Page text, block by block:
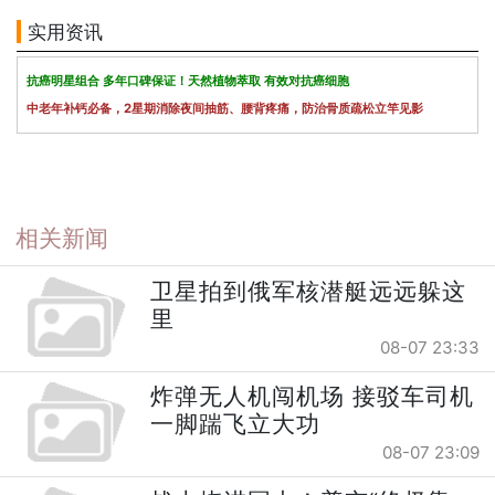
实用资讯
抗癌明星组合 多年口碑保证！天然植物萃取 有效对抗癌细胞
中老年补钙必备，2星期消除夜间抽筋、腰背疼痛，防治骨质疏松立竿见影
相关新闻
卫星拍到俄军核潜艇远远躲这
里
08-07 23:33
炸弹无人机闯机场 接驳车司机
一脚踹飞立大功
08-07 23:09